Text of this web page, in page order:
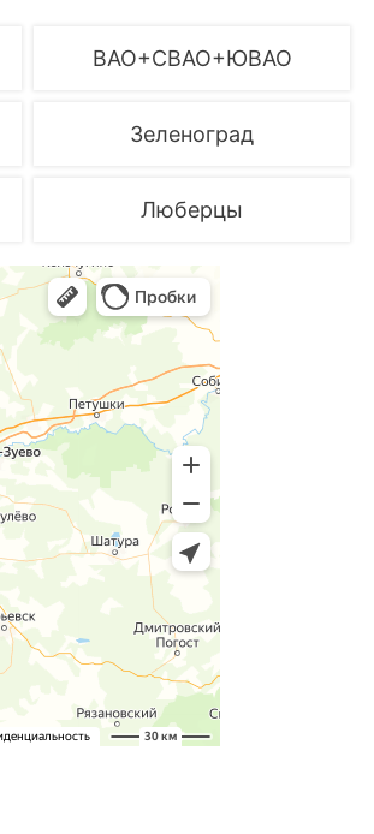
ВАО+СВАО+ЮВАО
Зеленоград
Люберцы